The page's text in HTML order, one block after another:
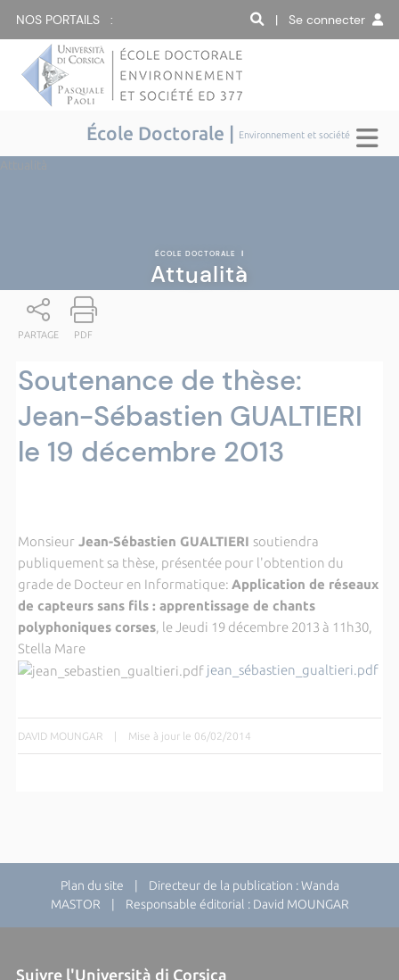
NOS PORTAILS : | Se connecter
École Doctorale | Environnement et société
ÉCOLE DOCTORALE |
Attualità
PARTAGE PDF
Soutenance de thèse:
Jean-Sébastien GUALTIERI
le 19 décembre 2013
MonsieurJean-Sébastien GUALTIERI soutiendra
publiquement sa thèse, présentée pour l'obtention du
grade de Docteur en Informatique: Application de réseaux
de capteurs sans fils : apprentissage de chants
polyphoniques corses, le Jeudi 19 décembre 2013 à 11h30,
Stella Mare
jean_sébastien_gualtieri.pdf
DAVID MOUNGAR | Mise à jour le 06/02/2014
Plan du site | Directeur de la publication : Wanda
MASTOR | Responsable éditorial : David MOUNGAR
Suivre l'Università di Corsica